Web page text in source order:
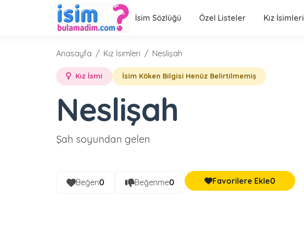
İsim Sözlüğü Özel Listeler Kız İsimleri
Anasayfa Kız İsimleri Neslişah
Kız İsmi İsim Köken Bilgisi Henüz Belirtilmemiş
Neslişah
Şah soyundan gelen
Beğen0 Beğenme0 Favorilere Ekle0